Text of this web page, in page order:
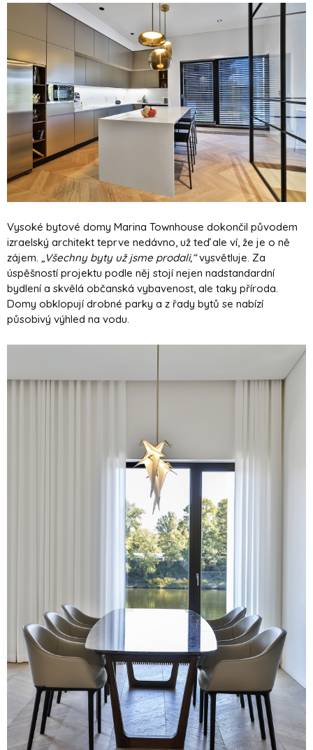
Vysoké bytové domy Marina Townhouse dokončil původem
izraelský architekt teprve nedávno, už teď ale ví, že je o ně
zájem. „Všechny byty už jsme prodali,“vysvětluje. Za
úspěšností projektu podle něj stojí nejen nadstandardní
bydlení a skvělá občanská vybavenost, ale taky příroda.
Domy obklopují drobné parky a z řady bytů se nabízí
působivý výhled na vodu.